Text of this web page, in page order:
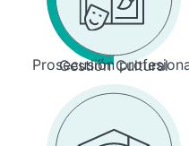
Prosecusión
Gestión Cultural